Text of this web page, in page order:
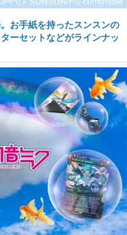
お手紙を持ったスンスンの
ーセットなどがラインナッ